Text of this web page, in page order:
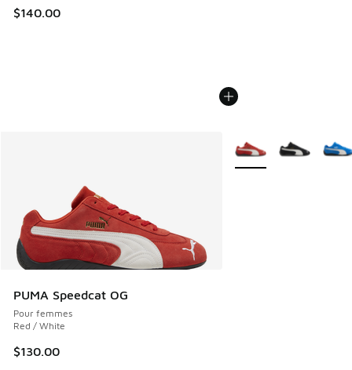
$140.00
PUMA Speedcat OG
Pour femmes
Red / White
$130.00
Plus de couleurs